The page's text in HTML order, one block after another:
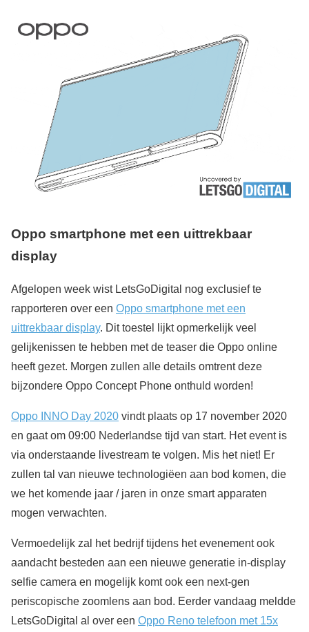
Oppo smartphone met een uittrekbaar
display
Afgelopen week wist LetsGoDigital nog exclusief te
rapporteren over een Oppo smartphone met een
uittrekbaar display. Dit toestel lijkt opmerkelijk veel
gelijkenissen te hebben met de teaser die Oppo online
heeft gezet. Morgen zullen alle details omtrent deze
bijzondere Oppo Concept Phone onthuld worden!
Oppo INNO Day 2020 vindt plaats op 17 november 2020
en gaat om 09:00 Nederlandse tijd van start. Het event is
via onderstaande livestream te volgen. Mis het niet! Er
zullen tal van nieuwe technologiëen aan bod komen, die
we het komende jaar / jaren in onze smart apparaten
mogen verwachten.
Vermoedelijk zal het bedrijf tijdens het evenement ook
aandacht besteden aan een nieuwe generatie in-display
selfie camera en mogelijk komt ook een next-gen
periscopische zoomlens aan bod. Eerder vandaag meldde
LetsGoDigital al over een Oppo Reno telefoon met 15x